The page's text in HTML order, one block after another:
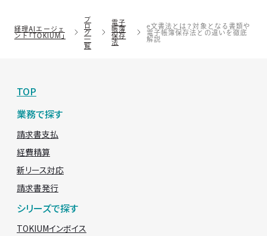
経理AIエージェ
ント「TOKIUM」
ブ
ロ
グ
一
覧
電子
帳簿
保存
法
e文書法とは？対象となる書類や
電子帳簿保存法との違いを徹底
解説
TOP
業務で探す
請求書支払
経費精算
新リース対応
請求書発行
シリーズで探す
TOKIUMインボイス